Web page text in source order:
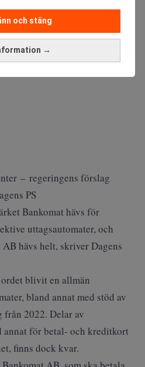
→
och stäng
– regeringens förslag
PS
Bankomat hävs för
uttagsautomater, och
hävs helt, skriverDagens
blivit en allmän
bland annat med stöd av
från 2022. Delar av
annat för betal- och kreditkort
finns dock kvar.